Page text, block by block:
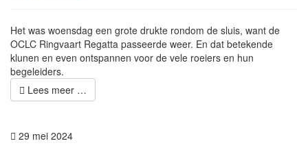
Het was woensdag een grote drukte rondom de sluis, want de
OCLC Ringvaart Regatta passeerde weer. En dat betekende
klunen en even ontspannen voor de vele roeiers en hun
begeleiders.
Lees meer …
29 mei 2024